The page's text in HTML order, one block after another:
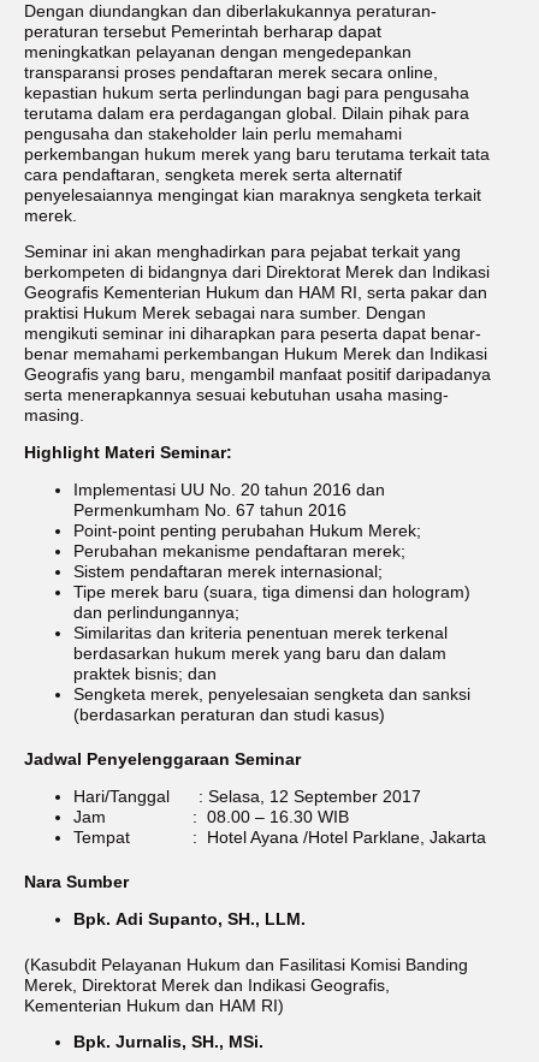
Dengan diundangkan dan diberlakukannya peraturan-
peraturan tersebut Pemerintah berharap dapat
meningkatkan pelayanan dengan mengedepankan
transparansi proses pendaftaran merek secara online,
kepastian hukum serta perlindungan bagi para pengusaha
terutama dalam era perdagangan global. Dilain pihak para
pengusaha dan stakeholder lain perlu memahami
perkembangan hukum merek yang baru terutama terkait tata
cara pendaftaran, sengketa merek serta alternatif
penyelesaiannya mengingat kian maraknya sengketa terkait
merek.
Seminar ini akan menghadirkan para pejabat terkait yang
berkompeten di bidangnya dari Direktorat Merek dan Indikasi
Geografis Kementerian Hukum dan HAM RI, serta pakar dan
praktisi Hukum Merek sebagai nara sumber. Dengan
mengikuti seminar ini diharapkan para peserta dapat benar-
benar memahami perkembangan Hukum Merek dan Indikasi
Geografis yang baru, mengambil manfaat positif daripadanya
serta menerapkannya sesuai kebutuhan usaha masing-
masing.
Highlight Materi Seminar:
Implementasi UU No. 20 tahun 2016 dan
Permenkumham No. 67 tahun 2016
Point-point penting perubahan Hukum Merek;
Perubahan mekanisme pendaftaran merek;
Sistem pendaftaran merek internasional;
Tipe merek baru (suara, tiga dimensi dan hologram)
dan perlindungannya;
Similaritas dan kriteria penentuan merek terkenal
berdasarkan hukum merek yang baru dan dalam
praktek bisnis; dan
Sengketa merek, penyelesaian sengketa dan sanksi
(berdasarkan peraturan dan studi kasus)
Jadwal Penyelenggaraan Seminar
Hari/Tanggal : Selasa, 12 September 2017
Jam : 08.00 – 16.30 WIB
Tempat : Hotel Ayana /Hotel Parklane, Jakarta
Nara Sumber
Bpk. Adi Supanto, SH., LLM.
(Kasubdit Pelayanan Hukum dan Fasilitasi Komisi Banding
Merek, Direktorat Merek dan Indikasi Geografis,
Kementerian Hukum dan HAM RI)
Bpk. Jurnalis, SH., MSi.